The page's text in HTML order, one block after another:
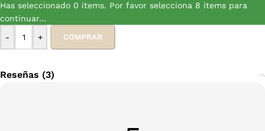
Has seleccionado 0 items. Por favor selecciona 8 items para
continuar…
-
+ COMPRAR
Reseñas (3)